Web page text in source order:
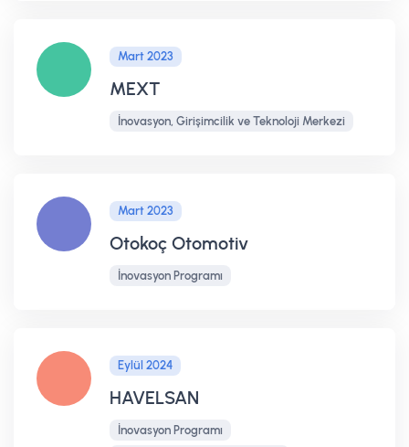
Mart 2023
MEXT
İnovasyon, Girişimcilik ve Teknoloji Merkezi
Mart 2023
Otokoç Otomotiv
İnovasyon Programı
Eylül 2024
HAVELSAN
İnovasyon Programı